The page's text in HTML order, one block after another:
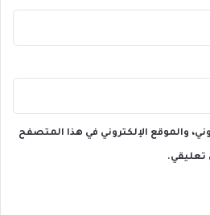
والموقع الإلكتروني في هذا المتصفح
تعليقي.